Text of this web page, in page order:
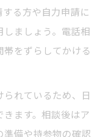
る方や自力申請に
ましょう。電話相
をずらしてかける
れているため、日
ます。相談後はア
準備や持参物の確認